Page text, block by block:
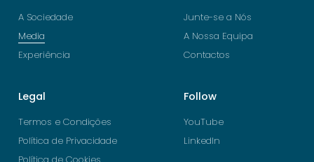
A Sociedade
Media
Experiência
Junte-se a Nós
A Nossa Equipa
Contactos
Legal
Termos e Condições
Política de Privacidade
Follow
YouTube
LinkedIn